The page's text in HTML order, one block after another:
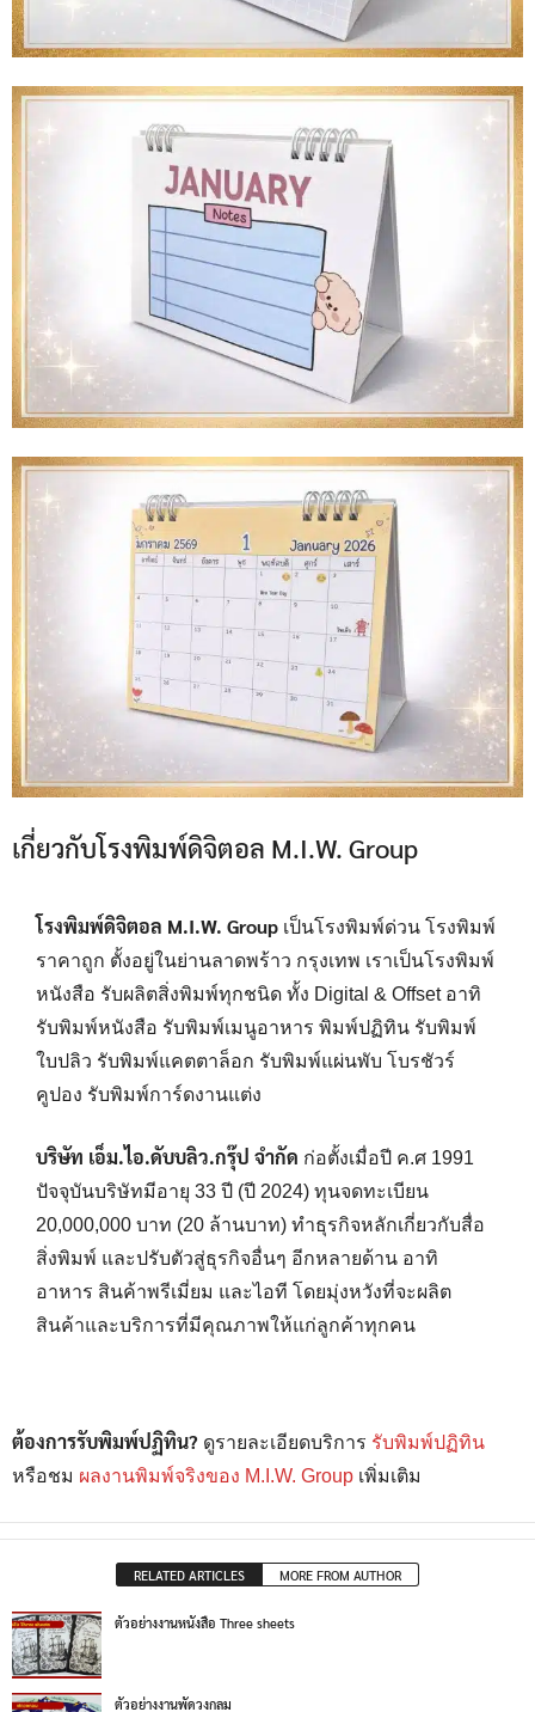
เกี่ยวกับโรงพิมพ์ดิจิตอล M.I.W. Group
โรงพิมพ์ดิจิตอล M.I.W. Group เป็นโรงพิมพ์ด่วน โรงพิมพ์
ราคาถูก ตั้งอยู่ในย่านลาดพร้าว กรุงเทพ เราเป็นโรงพิมพ์
หนังสือ รับผลิตสิ่งพิมพ์ทุกชนิด ทั้ง Digital & Offset อาทิ
รับพิมพ์หนังสือ รับพิมพ์เมนูอาหาร พิมพ์ปฏิทิน รับพิมพ์
ใบปลิว รับพิมพ์แคตตาล็อก รับพิมพ์แผ่นพับ โบรชัวร์
คูปอง รับพิมพ์การ์ดงานแต่ง
บริษัท เอ็ม.ไอ.ดับบลิว.กรุ๊ป จำกัด ก่อตั้งเมื่อปี ค.ศ 1991
ปัจจุบันบริษัทมีอายุ 33 ปี (ปี 2024) ทุนจดทะเบียน
20,000,000 บาท (20 ล้านบาท) ทำธุรกิจหลักเกี่ยวกับสื่อ
สิ่งพิมพ์ และปรับตัวสู่ธุรกิจอื่นๆ อีกหลายด้าน อาทิ
อาหาร สินค้าพรีเมี่ยม และไอที โดยมุ่งหวังที่จะผลิต
สินค้าและบริการที่มีคุณภาพให้แก่ลูกค้าทุกคน
ต้องการรับพิมพ์ปฏิทิน? ดูรายละเอียดบริการ รับพิมพ์ปฏิทิน
หรือชม ผลงานพิมพ์จริงของ M.I.W. Group เพิ่มเติม
RELATED ARTICLES MORE FROM AUTHOR
ตัวอย่างงานหนังสือ Three sheets
ตัวอย่างงานพัดวงกลม